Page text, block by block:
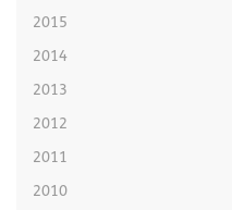
2015
2014
2013
2012
2011
2010